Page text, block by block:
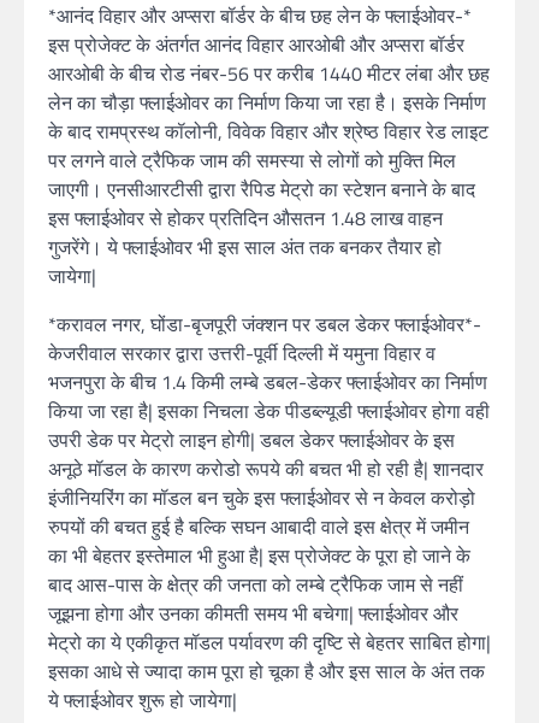
*आनंद विहार और अप्सरा बॉर्डर के बीच छह लेन के फ्लाईओवर-*
इस प्रोजेक्ट के अंतर्गत आनंद विहार आरओबी और अप्सरा बॉर्डर
आरओबी के बीच रोड नंबर-56 पर करीब 1440 मीटर लंबा और छह
लेन का चौड़ा फ्लाईओवर का निर्माण किया जा रहा है। इसके निर्माण
के बाद रामप्रस्थ कॉलोनी, विवेक विहार और श्रेष्ठ विहार रेड लाइट
पर लगने वाले ट्रैफिक जाम की समस्या से लोगों को मुक्ति मिल
जाएगी। एनसीआरटीसी द्वारा रैपिड मेट्रो का स्टेशन बनाने के बाद
इस फ्लाईओवर से होकर प्रतिदिन औसतन 1.48 लाख वाहन
गुजरेंगे। ये फ्लाईओवर भी इस साल अंत तक बनकर तैयार हो
जायेगा|
*करावल नगर, घोंडा-बृजपूरी जंक्शन पर डबल डेकर फ्लाईओवर*-
केजरीवाल सरकार द्वारा उत्तरी-पूर्वी दिल्ली में यमुना विहार व
भजनपुरा के बीच 1.4 किमी लम्बे डबल-डेकर फ्लाईओवर का निर्माण
किया जा रहा है| इसका निचला डेक पीडब्ल्यूडी फ्लाईओवर होगा वही
उपरी डेक पर मेट्रो लाइन होगी| डबल डेकर फ्लाईओवर के इस
अनूठे मॉडल के कारण करोडो रूपये की बचत भी हो रही है| शानदार
इंजीनियरिंग का मॉडल बन चुके इस फ्लाईओवर से न केवल करोड़ो
रुपयों की बचत हुई है बल्कि सघन आबादी वाले इस क्षेत्र में जमीन
का भी बेहतर इस्तेमाल भी हुआ है| इस प्रोजेक्ट के पूरा हो जाने के
बाद आस-पास के क्षेत्र की जनता को लम्बे ट्रैफिक जाम से नहीं
जूझना होगा और उनका कीमती समय भी बचेगा| फ्लाईओवर और
मेट्रो का ये एकीकृत मॉडल पर्यावरण की दृष्टि से बेहतर साबित होगा|
इसका आधे से ज्यादा काम पूरा हो चूका है और इस साल के अंत तक
ये फ्लाईओवर शुरू हो जायेगा|